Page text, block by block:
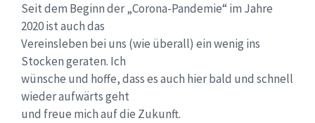
Seit dem Beginn der „Corona-Pandemie“ im Jahre
2020 ist auch das
Vereinsleben bei uns (wie überall) ein wenig ins
Stocken geraten. Ich
wünsche und hoffe, dass es auch hier bald und schnell
wieder aufwärts geht
und freue mich auf die Zukunft.